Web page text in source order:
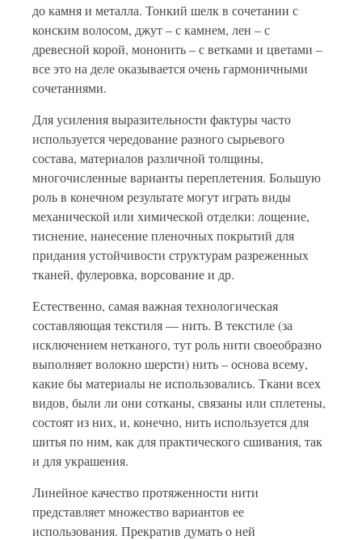
до камня и металла. Тонкий шелк в сочетании с
конским волосом, джут – с камнем, лен – с
древесной корой, мононить – с ветками и цветами –
все это на деле оказывается очень гармоничными
сочетаниями.
Для усиления выразительности фактуры часто
используется чередование разного сырьевого
состава, материалов различной толщины,
многочисленные варианты переплетения. Большую
роль в конечном результате могут играть виды
механической или химической отделки: лощение,
тиснение, нанесение пленочных покрытий для
придания устойчивости структурам разреженных
тканей, фулеровка, ворсование и др.
Естественно, самая важная технологическая
составляющая текстиля — нить. В текстиле (за
исключением нетканого, тут роль нити своеобразно
выполняет волокно шерсти) нить – основа всему,
какие бы материалы не использовались. Ткани всех
видов, были ли они сотканы, связаны или сплетены,
состоят из них, и, конечно, нить используется для
шитья по ним, как для практического сшивания, так
и для украшения.
Линейное качество протяженности нити
представляет множество вариантов ее
использования. Прекратив думать о ней